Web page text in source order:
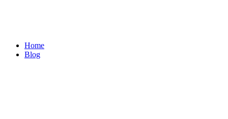
Home
Blog